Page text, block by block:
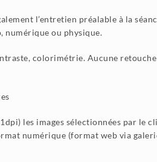
l’entretien préalable à la
numérique ou physique.
colorimétrie. Aucune retouche
les images sélectionnées par le
numérique (format web via